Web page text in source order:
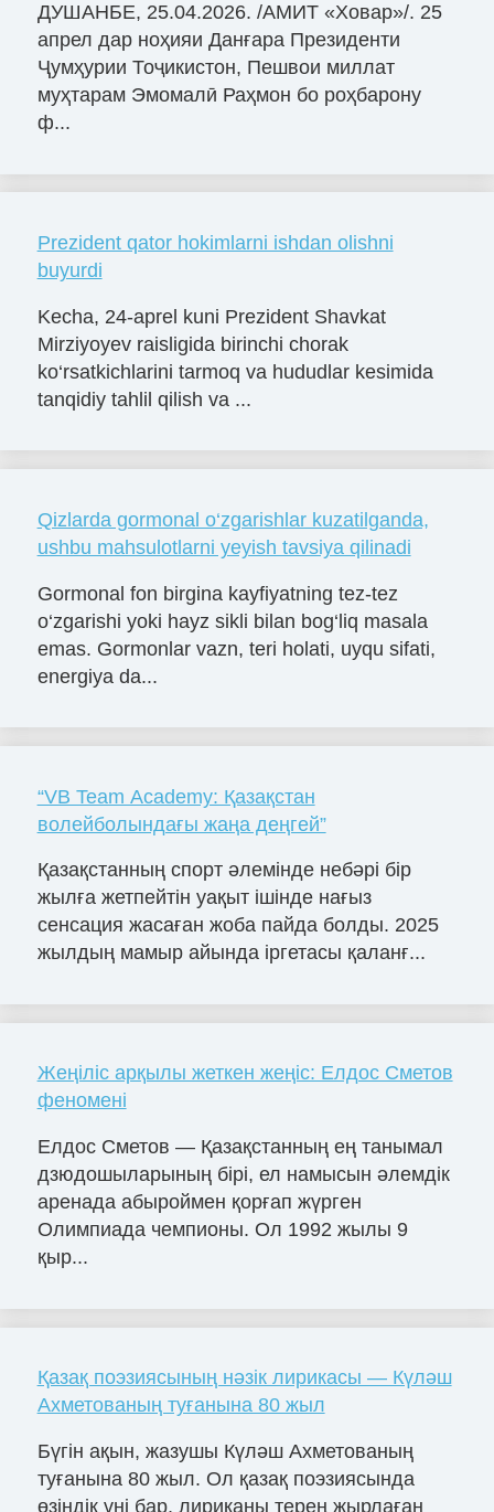
ДУШАНБЕ, 25.04.2026. /АМИТ «Ховар»/. 25
апрел дар ноҳияи Данғара Президенти
Ҷумҳурии Тоҷикистон, Пешвои миллат
муҳтарам Эмомалӣ Раҳмон бо роҳбарону
ф...
Prezident qator hokimlarni ishdan olishni
buyurdi
Kecha, 24-aprel kuni Prezident Shavkat
Mirziyoyev raisligida birinchi chorak
ko‘rsatkichlarini tarmoq va hududlar kesimida
tanqidiy tahlil qilish va ...
Qizlarda gormonal o‘zgarishlar kuzatilganda,
ushbu mahsulotlarni yeyish tavsiya qilinadi
Gormonal fon birgina kayfiyatning tez-tez
o‘zgarishi yoki hayz sikli bilan bog‘liq masala
emas. Gormonlar vazn, teri holati, uyqu sifati,
energiya da...
“VB Team Academy: Қазақстан
волейболындағы жаңа деңгей”
Қазақстанның спорт әлемінде небәрі бір
жылға жетпейтін уақыт ішінде нағыз
сенсация жасаған жоба пайда болды. 2025
жылдың мамыр айында іргетасы қаланғ...
Жеңіліс арқылы жеткен жеңіс: Елдос Сметов
феномені
Елдос Сметов — Қазақстанның ең танымал
дзюдошыларының бірі, ел намысын әлемдік
аренада абыроймен қорғап жүрген
Олимпиада чемпионы. Ол 1992 жылы 9
қыр...
Қазақ поэзиясының нәзік лирикасы — Күләш
Ахметованың туғанына 80 жыл
Бүгін ақын, жазушы Күләш Ахметованың
туғанына 80 жыл. Ол қазақ поэзиясында
өзіндік үні бар, лириканы терең жырлаған